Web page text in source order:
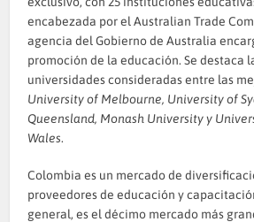
encabezada por el Australian Trade
agencia del Gobierno de Australia
promoción de la educación. Se destaca
universidades consideradas entre las
University of Melbourne, University of
Queensland, Monash University y
Wales.
Colombia es un mercado de
proveedores de educación y
general, es el décimo mercado más